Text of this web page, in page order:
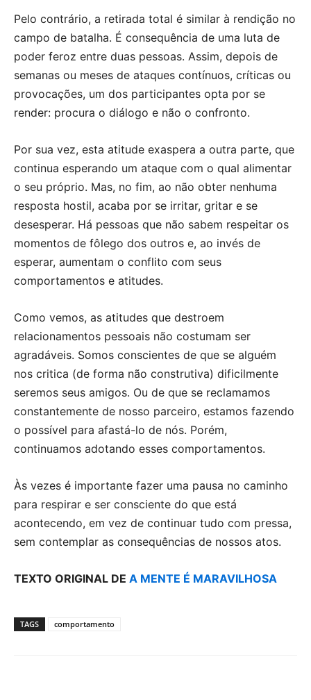
Pelo contrário, a retirada total é similar à rendição no
campo de batalha. É consequência de uma luta de
poder feroz entre duas pessoas. Assim, depois de
semanas ou meses de ataques contínuos, críticas ou
provocações, um dos participantes opta por se
render: procura o diálogo e não o confronto.
Por sua vez, esta atitude exaspera a outra parte, que
continua esperando um ataque com o qual alimentar
o seu próprio. Mas, no fim, ao não obter nenhuma
resposta hostil, acaba por se irritar, gritar e se
desesperar. Há pessoas que não sabem respeitar os
momentos de fôlego dos outros e, ao invés de
esperar, aumentam o conflito com seus
comportamentos e atitudes.
Como vemos, as atitudes que destroem
relacionamentos pessoais não costumam ser
agradáveis. Somos conscientes de que se alguém
nos critica (de forma não construtiva) dificilmente
seremos seus amigos. Ou de que se reclamamos
constantemente de nosso parceiro, estamos fazendo
o possível para afastá-lo de nós. Porém,
continuamos adotando esses comportamentos.
Às vezes é importante fazer uma pausa no caminho
para respirar e ser consciente do que está
acontecendo, em vez de continuar tudo com pressa,
sem contemplar as consequências de nossos atos.
TEXTO ORIGINAL DE A MENTE É MARAVILHOSA
TAGS comportamento